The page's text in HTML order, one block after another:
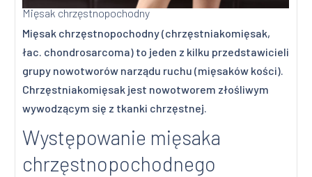
Mięsak chrzęstnopochodny
Mięsak chrzęstnopochodny (chrzęstniakomięsak,
łac. chondrosarcoma) to jeden z kilku przedstawicieli
grupy nowotworów narządu ruchu (mięsaków kości).
Chrzęstniakomięsak jest nowotworem złośliwym
wywodzącym się z tkanki chrzęstnej.
Występowanie mięsaka
chrzęstnopochodnego